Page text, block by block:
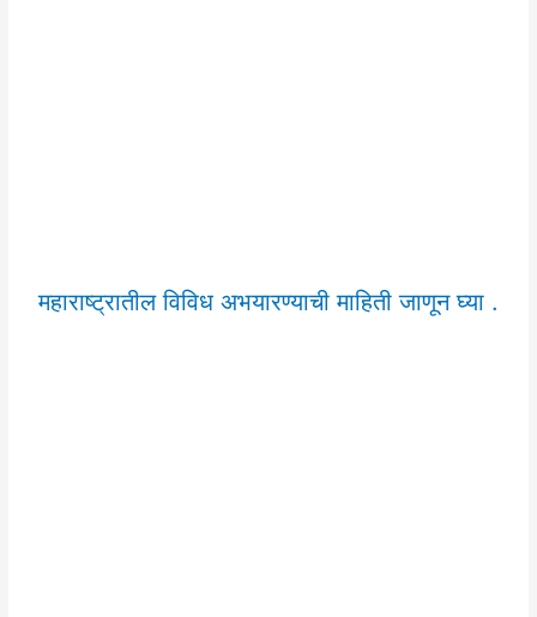
महाराष्ट्रातील विविध अभयारण्याची माहिती जाणून घ्या .